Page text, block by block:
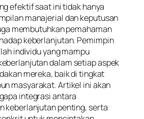
efektif saat ini tidak hanya
manajerial dan keputusan
membutuhkan pemahaman
keberlanjutan. Pemimpin
individu yang mampu
dalam setiap aspek
mereka, baik di tingkat
masyarakat. Artikel ini akan
integrasi antara
keberlanjutan penting, serta